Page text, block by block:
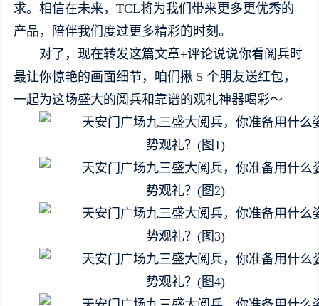
求。相信在未来，TCL将为我们带来更多更优秀的
产品，陪伴我们度过更多精彩的时刻。
对了，现在转发这篇文章+评论说说你看阅兵时
最让你惊艳的画面细节，咱们揪 5 个朋友送红包，
一起为这场盛大的阅兵和靠谱的观礼神器喝彩～